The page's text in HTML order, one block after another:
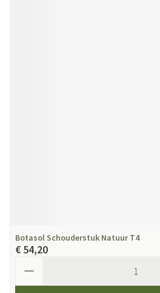
Botasol Schouderstuk Natuur T4
€ 54,20